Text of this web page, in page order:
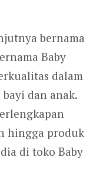
bernama
Baby
dalam
dan anak.
hingga produk
di toko Baby